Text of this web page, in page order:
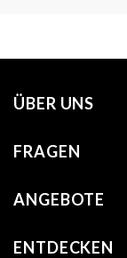
ÜBER UNS
FRAGEN
ANGEBOTE
ENTDECKEN